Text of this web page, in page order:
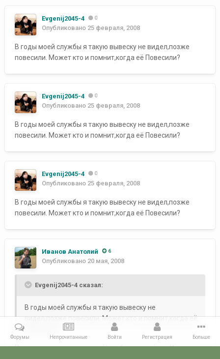
Evgenij2045-4 0
Опубликовано 25 февраля, 2008
В годы моей службы я такую вывеску не видел,позже
повесили. Может кто и помнит,когда её Повесили?
Evgenij2045-4 0
Опубликовано 25 февраля, 2008
В годы моей службы я такую вывеску не видел,позже
повесили. Может кто и помнит,когда её Повесили?
Evgenij2045-4 0
Опубликовано 25 февраля, 2008
В годы моей службы я такую вывеску не видел,позже
повесили. Может кто и помнит,когда её Повесили?
Иванов Анатолий 6
Опубликовано 20 мая, 2008
Evgenij2045-4 сказал:
В годы моей службы я такую вывеску не
видел,позже повесили. Может кто и помнит,когда её
При мне уже висела такая. Ну собственно фото Игоря как
Форумы Непрочитанные Войти Регистрация Больше